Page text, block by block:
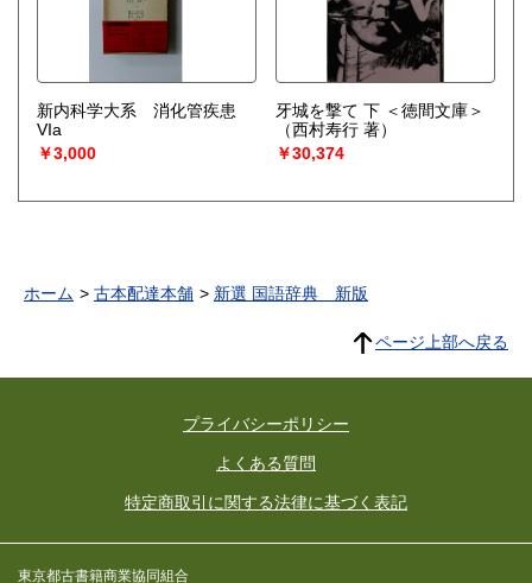
新内科学大系 消化管疾患
VIa
￥3,000
牙城を撃て 下 ＜徳間文庫＞
（西村寿行 著）
￥30,374
ホーム 古本配達本舗 新選 国語辞典 新版
ページ上部へ戻る
プライバシーポリシー
よくある質問
特定商取引に関する法律に基づく表記
東京都古書籍商業協同組合